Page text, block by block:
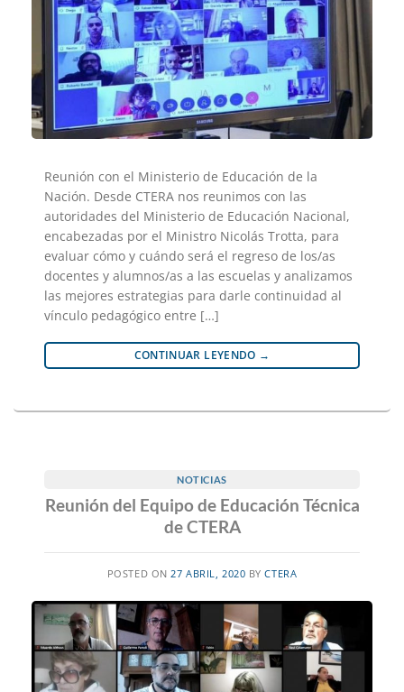
Reunión con el Ministerio de Educación de la
Nación. Desde CTERA nos reunimos con las
autoridades del Ministerio de Educación Nacional,
encabezadas por el Ministro Nicolás Trotta, para
evaluar cómo y cuándo será el regreso de los/as
docentes y alumnos/as a las escuelas y analizamos
las mejores estrategias para darle continuidad al
vínculo pedagógico entre […]
CONTINUAR LEYENDO →
NOTICIAS
Reunión del Equipo de Educación Técnica
de CTERA
POSTED ON 27 ABRIL, 2020 BYCTERA